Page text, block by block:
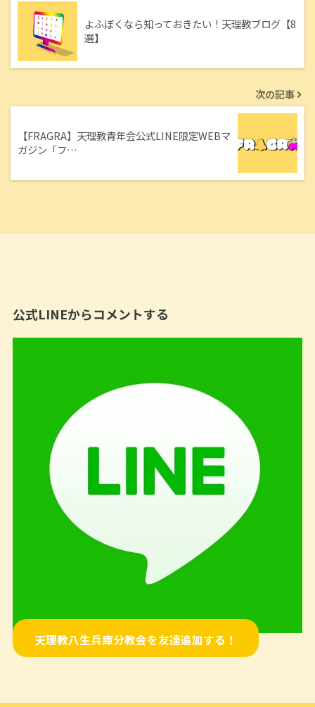
よふぼくなら知っておきたい！天理教ブログ【8
選】
次の記事
【FRAGRA】天理教青年会公式LINE限定WEBマ
ガジン「フ…
公式LINEからコメントする
天理教八生兵庫分教会を友達追加する！